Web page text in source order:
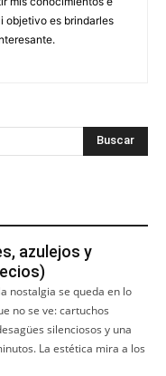
objetivo es brindarles
azulejos y
nostalgia se queda en lo
no se ve: cartuchos
silenciosos y una
La estética mira a los